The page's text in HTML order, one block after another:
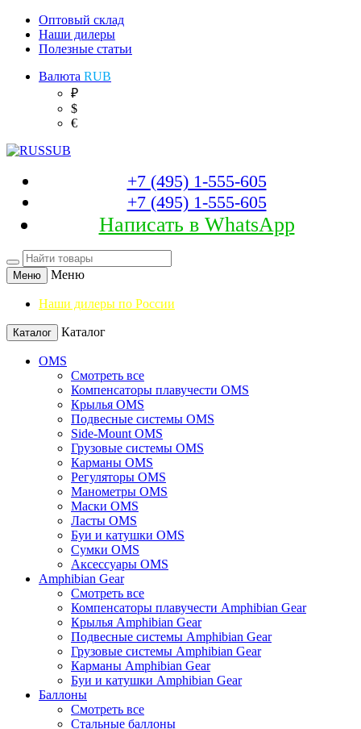
Оптовый склад
Наши дилеры
Полезные статьи
Валюта RUB
₽
$
€
+7 (495) 1-555-605
+7 (495) 1-555-605
Написать в WhatsApp
Меню Меню
Наши дилеры по России
Каталог Каталог
OMS
Смотреть все
Компенсаторы плавучести OMS
Крылья OMS
Подвесные системы OMS
Side-Mount OMS
Грузовые системы OMS
Карманы OMS
Регуляторы OMS
Манометры OMS
Маски OMS
Ласты OMS
Буи и катушки OMS
Сумки OMS
Аксессуары OMS
Amphibian Gear
Смотреть все
Компенсаторы плавучести Amphibian Gear
Крылья Amphibian Gear
Подвесные системы Amphibian Gear
Грузовые системы Amphibian Gear
Карманы Amphibian Gear
Буи и катушки Amphibian Gear
Баллоны
Смотреть все
Стальные баллоны